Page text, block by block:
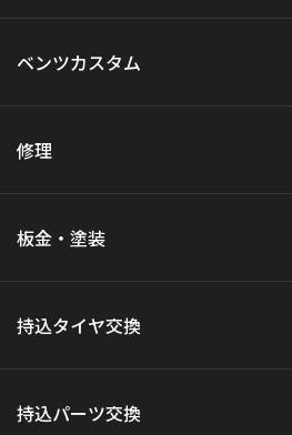
ベンツカスタム
修理
板金・塗装
持込タイヤ交換
持込パーツ交換